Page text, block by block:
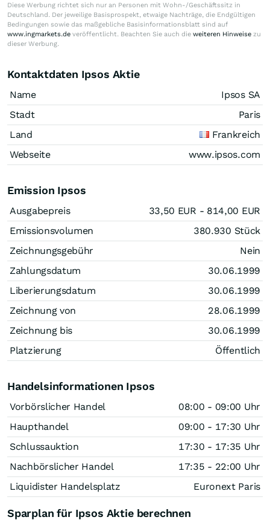
Diese Werbung richtet sich nur an Personen mit Wohn-/Geschäftssitz in
Deutschland. Der jeweilige Basisprospekt, etwaige Nachträge, die Endgültigen
Bedingungen sowie das maßgebliche Basisinformationsblatt sind auf
www.ingmarkets.de veröffentlicht. Beachten Sie auch die weiteren Hinweise zu
dieser Werbung.
Kontaktdaten Ipsos Aktie
Name
Ipsos SA
Stadt
Paris
Land
Frankreich
Webseite
www.ipsos.com
Emission Ipsos
Ausgabepreis 33,50 EUR - 814,00 EUR
Emissionsvolumen
380.930 Stück
Zeichnungsgebühr
Nein
Zahlungsdatum
30.06.1999
Liberierungsdatum
30.06.1999
Zeichnung von
28.06.1999
Zeichnung bis
30.06.1999
Platzierung
Öffentlich
Handelsinformationen Ipsos
Vorbörslicher Handel
08:00 - 09:00 Uhr
Haupthandel
09:00 - 17:30 Uhr
Schlussauktion
17:30 - 17:35 Uhr
Nachbörslicher Handel
17:35 - 22:00 Uhr
Liquidister Handelsplatz
Euronext Paris
Sparplan für Ipsos Aktie berechnen